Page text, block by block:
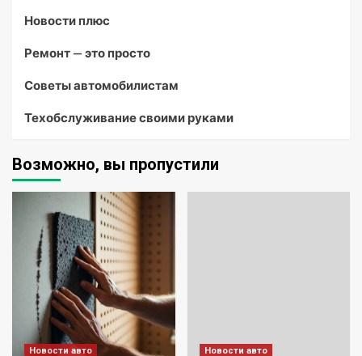
Новости плюс
Ремонт — это просто
Советы автомобилистам
Техобслуживание своими руками
Возможно, вы пропустили
Новости авто Новости авто